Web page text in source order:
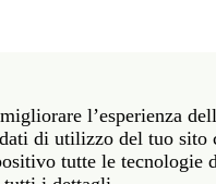
5 00153 Roma
Street Third Floor
Personale
l’esperienza
di utilizzo del tuo sito
tutte le tecnologie